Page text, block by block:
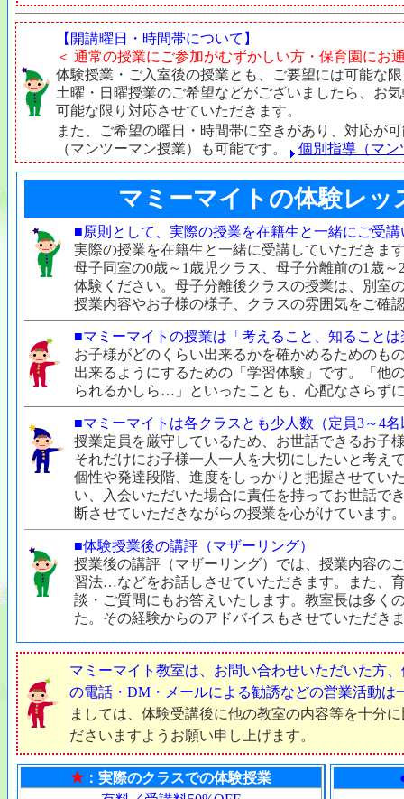
【開講曜日・時間帯について】
＜ 通常の授業にご参加がむずかしい方・保育園にお
体験授業・ご入室後の授業とも、ご要望には可能な
土曜・日曜授業のご希望などがございましたら、お
可能な限り対応させていただきます。
また、ご希望の曜日・時間帯に空きがあり、対応が
（マンツーマン授業）も可能です。
個別指導（マ
マミーマイトの体験レッ
■原則として、実際の授業を在籍生と一緒にご受
実際の授業を在籍生と一緒に受講していただきま
母子同室の0歳～1歳児クラス、母子分離前の1歳
体験ください。母子分離後クラスの授業は、別室
授業内容やお子様の様子、クラスの雰囲気をご確
■マミーマイトの授業は「考えること、知ること
お子様がどのくらい出来るかを確かめるためのも
出来るようにするための「学習体験」です。「他
られるかしら…」といったことも、心配なさらず
■マミーマイトは各クラスとも少人数（定員3～4
授業定員を厳守しているため、お世話できるお子
それだけにお子様一人一人を大切にしたいと考え
個性や発達段階、進度をしっかりと把握させてい
い、入会いただいた場合に責任を持ってお世話で
断させていただきながらの授業を心がけています
■体験授業後の講評（マザーリング）
授業後の講評（マザーリング）では、授業内容の
習法…などをお話しさせていただきます。また、
談・ご質問にもお答えいたします。教室長は多く
た。その経験からのアドバイスもさせていただき
マミーマイト教室は、お問い合わせいただいた方
の電話・DM・メールによる勧誘などの営業活動は
ましては、体験受講後に他の教室の内容等を十分
ださいますようお願い申し上げます。
★：実際のクラスでの体験授業